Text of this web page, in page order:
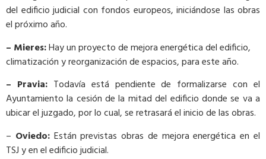
del edificio judicial con fondos europeos, iniciándose las obras
el próximo año.
– Mieres:Hay un proyecto de mejora energética del edificio,
climatización y reorganización de espacios, para este año.
– Pravia: Todavía está pendiente de formalizarse con el
Ayuntamiento la cesión de la mitad del edificio donde se va a
ubicar el juzgado, por lo cual, se retrasará el inicio de las obras.
– Oviedo: Están previstas obras de mejora energética en el
TSJ y en el edificio judicial.